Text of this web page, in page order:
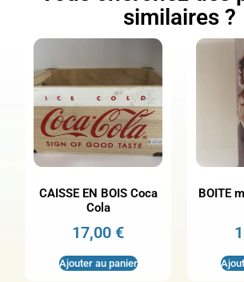
similaires ?
CAISSE EN BOIS Coca
Cola
17,00€
Ajouter au panier
BOITE